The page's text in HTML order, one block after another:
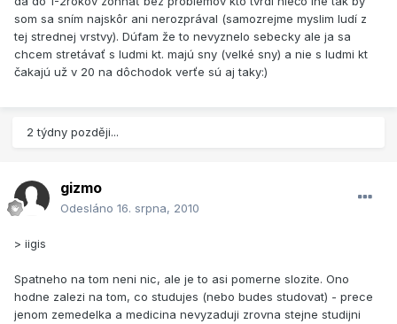
som sa sním najskôr ani nerozprával (samozrejme myslim ludí z
tej strednej vrstvy). Dúfam že to nevyznelo sebecky ale ja sa
chcem stretávať s ludmi kt. majú sny (velké sny) a nie s ludmi kt
čakajú už v 20 na dôchodok verťe sú aj taky:)
2 týdny později...
gizmo
Odesláno 16. srpna, 2010
> iigis
Spatneho na tom neni nic, ale je to asi pomerne slozite. Ono
hodne zalezi na tom, co studujes (nebo budes studovat) - prece
jenom zemedelka a medicina nevyzaduji zrovna stejne studijni